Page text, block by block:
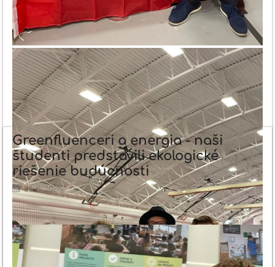
Greenfluenceri a energia - naši
študenti predstavili ekologické
riešenie budúcnosti
25. 6. 2026